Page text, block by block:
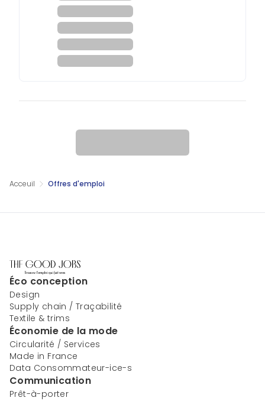
Acceuil Offres d'emploi
Éco conception
Design
Supply chain / Traçabilité
Textile & trims
Économie de la mode
Circularité / Services
Made in France
Data Consommateur-ice-s
Communication
Prêt-à-porter